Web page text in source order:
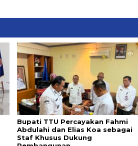
Bupati TTU Percayakan Fahmi
Abdulahi dan Elias Koa sebagai
Staf Khusus Dukung